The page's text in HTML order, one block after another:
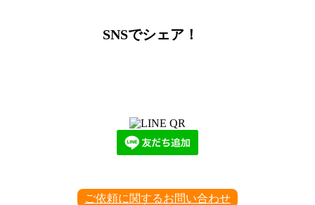
SNSでシェア！
ご依頼に関するお問い合わせ